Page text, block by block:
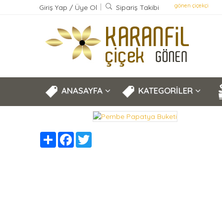
gönen çiçekçi
Giriş Yap / Üye Ol Sipariş Takibi
ANASAYFA KATEGORİLER
Share Facebook